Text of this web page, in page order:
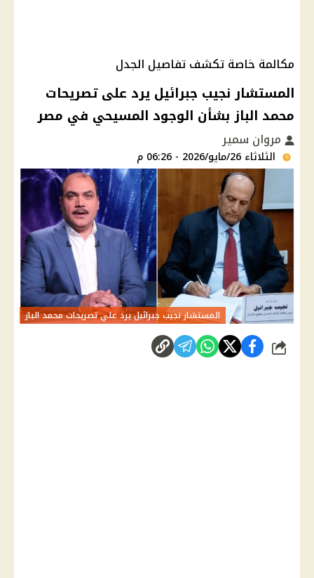
مكالمة خاصة تكشف تفاصيل الجدل
المستشار نجيب جبرائيل يرد على تصريحات
محمد الباز بشأن الوجود المسيحي في مصر
مروان سمير
الثلاثاء 26/مايو/2026 - 06:26 م
المستشار نجيب جبرائيل يرد علي تصريحات محمد الباز
شارك